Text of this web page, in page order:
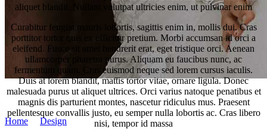
Martin Németh
Home Design Wedding Picture
aliquet blandit. Nullam volutpat ultricies enim, ut pulvinar enim
Curabitur feugiat mauris lobortis, sagittis enim in, mollis dui. Cras
porttitor tortor quis ex efficitur pretium. Morbi accumsan id orci a
eleifend. Fusce sit amet hendrerit erat, eget tristique orci. Aenean
ullamcorper pharetra purus. Aliquam eu faucibus nunc, ac
fermentum quam. Cras euismod neque sed lorem cursus iaculis.
Duis at lorem blandit, mattis tortor vitae, ornare ligula. Donec
malesuada purus ut aliquet ultrices. Orci varius natoque penatibus et
magnis dis parturient montes, nascetur ridiculus mus. Praesent
pellentesque convallis justo, eu semper nulla lobortis ac. Cras libero
nisi, tempor id massa